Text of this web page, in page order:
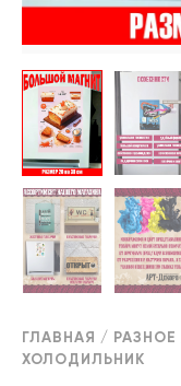
ГЛАВНАЯ / РАЗНОЕ
ХОЛОДИЛЬНИК